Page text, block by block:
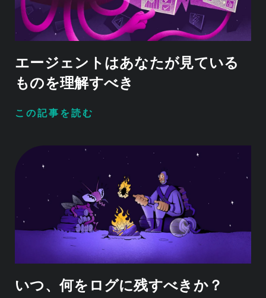
エージェントはあなたが見ている
ものを理解すべき
この記事を読む
いつ、何をログに残すべきか？